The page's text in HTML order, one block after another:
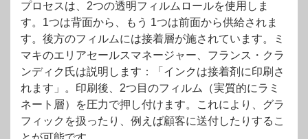
プロセスは、2つの透明フィルムロールを使用しま
す。1つは背面から、もう 1つは前面から供給されま
す。後方のフィルムには接着層が施されています。ミ
マキのエリアセールスマネージャー、フランス・クラ
ンディク氏は説明します：「インクは接着剤に印刷さ
れます」。印刷後、2つ目のフィルム（実質的にラミ
ネート層）を圧力で押し付けます。これにより、グラ
フィックを扱ったり、例えば顧客に送付したりするこ